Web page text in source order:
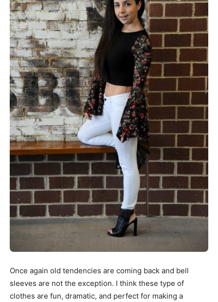
Once again old tendencies are coming back and bell
sleeves are not the exception. I think these type of
clothes are fun, dramatic, and perfect for making a